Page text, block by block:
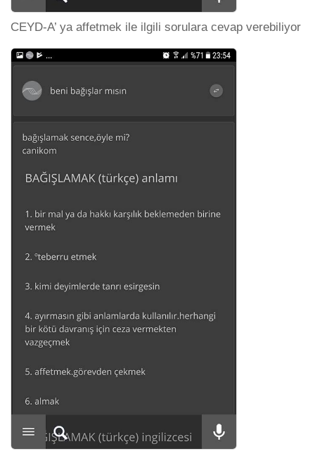
CEYD-A’ ya affetmek ile ilgili sorulara cevap verebiliyor